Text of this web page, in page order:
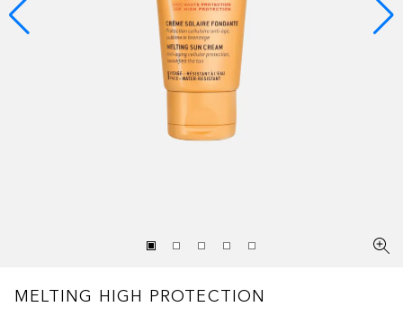
MELTING HIGH PROTECTION